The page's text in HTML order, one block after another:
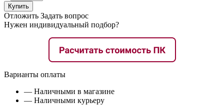
Купить
Отложить Задать вопрос
Нужен индивидуальный подбор?
Варианты оплаты
— Наличными в магазине
— Наличными курьеру